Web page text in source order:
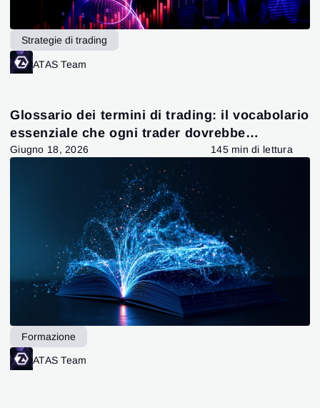
Strategie di trading
ATAS Team
Glossario dei termini di trading: il vocabolario
essenziale che ogni trader dovrebbe
conoscere
Giugno 18, 2026 145 min di lettura
Formazione
ATAS Team